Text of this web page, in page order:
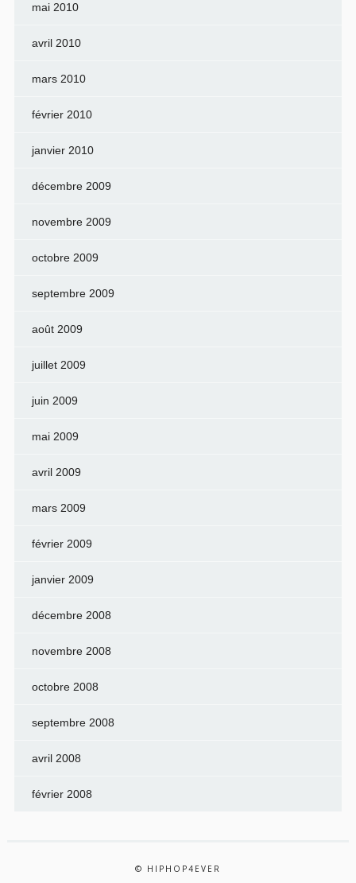
mai 2010
avril 2010
mars 2010
février 2010
janvier 2010
décembre 2009
novembre 2009
octobre 2009
septembre 2009
août 2009
juillet 2009
juin 2009
mai 2009
avril 2009
mars 2009
février 2009
janvier 2009
décembre 2008
novembre 2008
octobre 2008
septembre 2008
avril 2008
février 2008
© HIPHOP4EVER